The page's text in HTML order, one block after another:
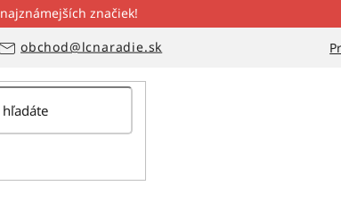
značiek!
obchod@lcnaradie.sk